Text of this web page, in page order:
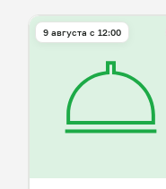
9 августа с 12:00